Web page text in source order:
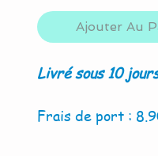
Ajouter Au
Livré sous 10
Frais de port :